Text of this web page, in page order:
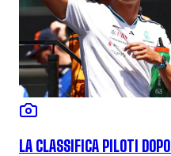
LA CLASSIFICA PILOTI